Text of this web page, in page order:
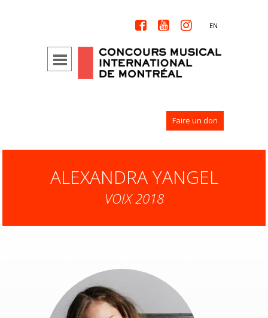
   EN
Faire un don
ALEXANDRA YANGEL
VOIX 2018